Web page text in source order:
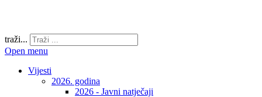
traži...
Open menu
Vijesti
2026. godina
2026 - Javni natječaji